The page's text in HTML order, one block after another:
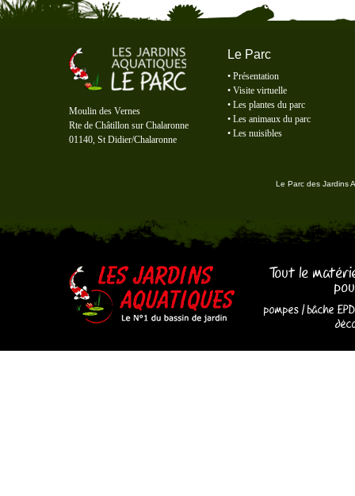
Moulin des Vernes
Rte de Châtillon sur Chalaronne
01140, St Didier/Chalaronne
Le Parc
• Présentation
• Visite virtuelle
• Les plantes du parc
• Les animaux du parc
• Les nuisibles
Le Parc des Jardins
Tout le
pompes /bâche